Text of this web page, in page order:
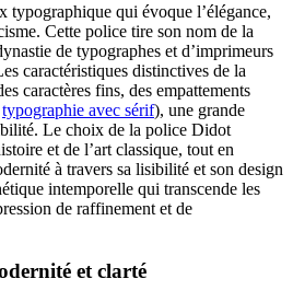
Cette police tire son nom de la
de typographes et d’imprimeurs
caractéristiques distinctives de la
caractères fins, des empattements
typographie avec sérif), une grande
Le choix de la police Didot
et de l’art classique, tout en
à travers sa lisibilité et son design
intemporelle qui transcende les
de raffinement et de
et clarté